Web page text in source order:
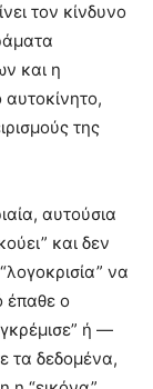
τον κίνδυνο
και η
της
αυτούσια
και δεν
να
έπαθε ο
ή —
τα δεδομένα,